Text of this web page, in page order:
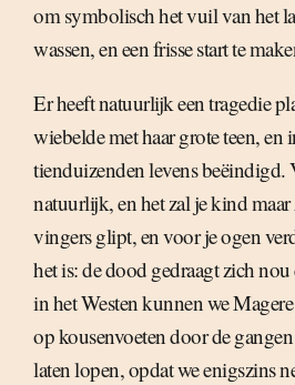
om symbolisch het vuil van het
wassen, en een frisse start te
Er heeft natuurlijk een tragedie
wiebelde met haar grote teen, en
tienduizenden levens
natuurlijk, en het zal je kind
vingers glipt, en voor je ogen
het is: de dood gedraagt zich nou
in het Westen kunnen we
op kousenvoeten door de
laten lopen, opdat we enigszins